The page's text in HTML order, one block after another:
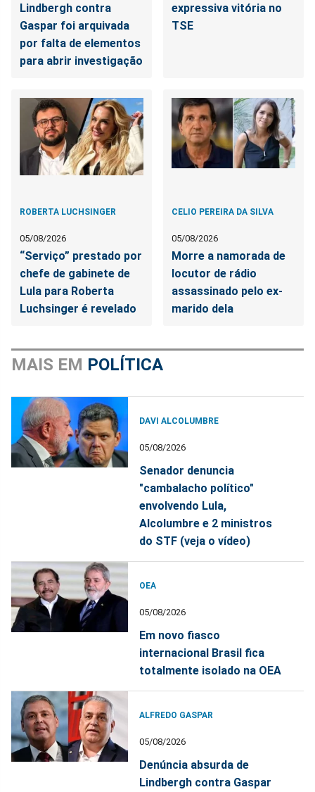
Lindbergh contra
Gaspar foi arquivada
por falta de elementos
para abrir investigação
expressiva vitória no
TSE
ROBERTA LUCHSINGER
05/08/2026
“Serviço” prestado por
chefe de gabinete de
Lula para Roberta
Luchsinger é revelado
CELIO PEREIRA DA SILVA
05/08/2026
Morre a namorada de
locutor de rádio
assassinado pelo ex-
marido dela
MAIS EM POLÍTICA
DAVI ALCOLUMBRE
05/08/2026
Senador denuncia
"cambalacho político"
envolvendo Lula,
Alcolumbre e 2 ministros
do STF (veja o vídeo)
OEA
05/08/2026
Em novo fiasco
internacional Brasil fica
totalmente isolado na OEA
ALFREDO GASPAR
05/08/2026
Denúncia absurda de
Lindbergh contra Gaspar